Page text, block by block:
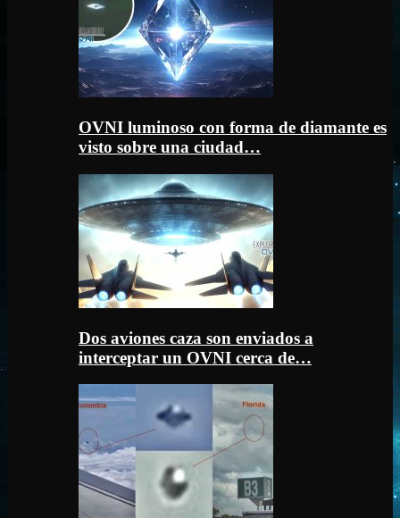
OVNI luminoso con forma de diamante es
visto sobre una ciudad…
Dos aviones caza son enviados a
interceptar un OVNI cerca de…